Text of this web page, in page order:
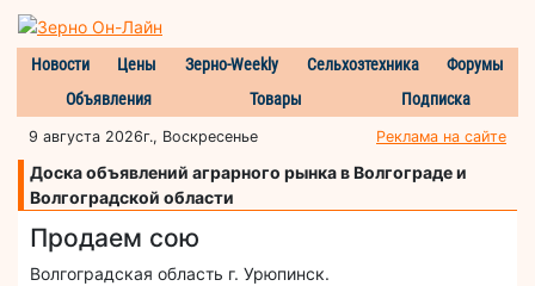
Новости Цены Зерно-Weekly Сельхозтехника
Форумы
Объявления
Товары Подписка
9 августа 2026г., Воскресенье Реклама на сайте
Доска объявлений аграрного рынка в Волгограде и
Волгоградской области
Продаем сою
Волгоградская область г. Урюпинск.